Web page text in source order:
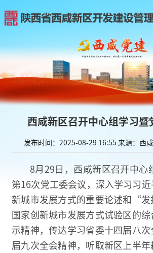
西咸新区召开中心组学习暨
发布时间：2025-08-29 16:55 来源：西
8月29日，西咸新区召开中心
第16次党工委会议，深入学习习
新城市发展方式的重要论述和“发
国家创新城市发展方式试验区的
示精神，传达学习省委十四届八
届九次全会精神，听取新区上半